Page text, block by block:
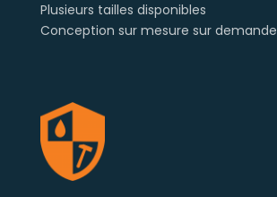
Plusieurs tailles disponibles
Conception sur mesure sur demande